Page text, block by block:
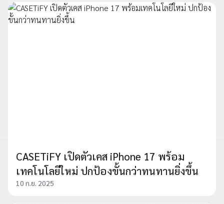
CASETiFY เปิดตัวเคส iPhone 17 พร้อม
เทคโนโลยีใหม่ ปกป้องขั้นกว่าทนทานยิ่งขึ้น
10 ก.ย. 2025